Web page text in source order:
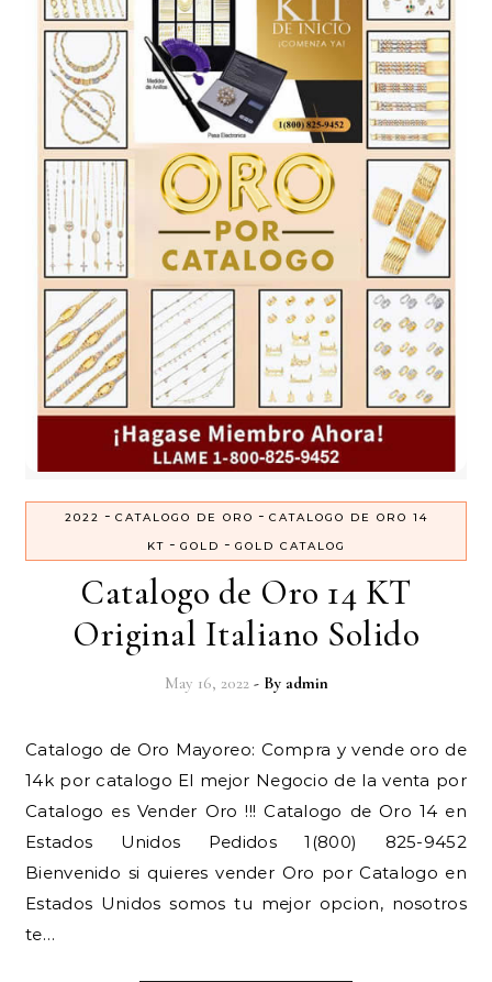
2022 - CATALOGO DE ORO - CATALOGO DE ORO 14
KT - GOLD - GOLD CATALOG
Catalogo de Oro 14 KT
Original Italiano Solido
May 16, 2022 - By admin
14k por catalogo El mejor Negocio de la venta por
Catalogo es Vender Oro !!! Catalogo de Oro 14 en
Estados Unidos Pedidos 1(800) 825-9452
Bienvenido si quieres vender Oro por Catalogo en
Estados Unidos somos tu mejor opcion, nosotros
te…